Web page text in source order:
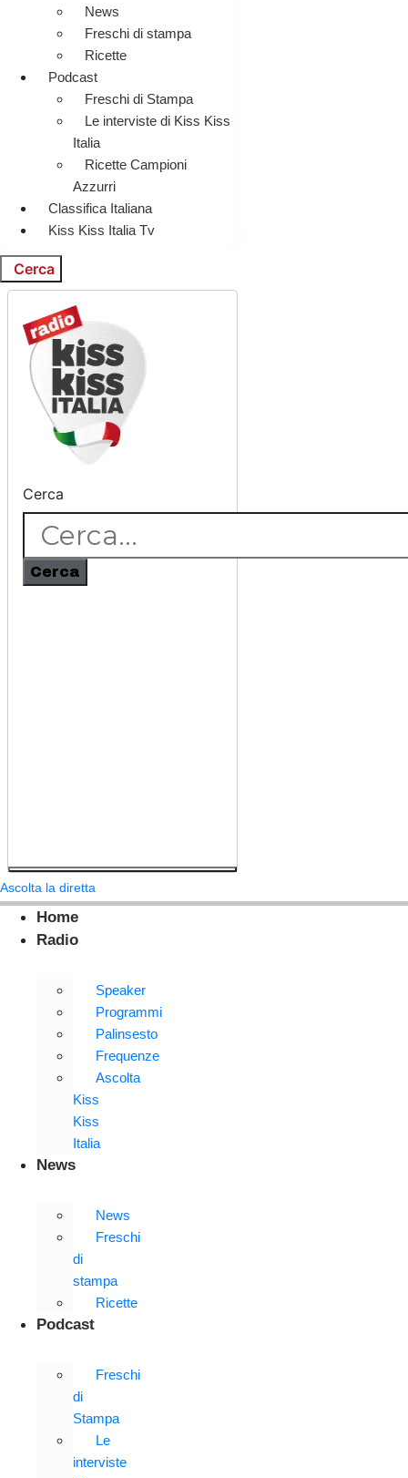
News
Freschi di stampa
Ricette
Podcast
Freschi di Stampa
Le interviste di Kiss Kiss
Italia
Ricette Campioni
Azzurri
Classifica Italiana
Kiss Kiss Italia Tv
Cerca
Cerca
Cerca
Ascolta la diretta
Home
Radio
Speaker
Programmi
Palinsesto
Frequenze
Ascolta
Kiss
Kiss
Italia
News
News
Freschi
di
stampa
Ricette
Podcast
Freschi
di
Stampa
Le
interviste